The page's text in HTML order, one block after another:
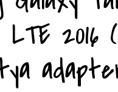
2016